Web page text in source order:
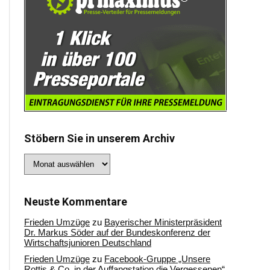
Stöbern Sie in unserem Archiv
Sie
Archiv
Neuste Kommentare
Frieden Umzüge zu Bayerischer Ministerpräsident
Dr. Markus Söder auf der Bundeskonferenz der
Wirtschaftsjunioren Deutschland
Frieden Umzüge zu Facebook-Gruppe „Unsere